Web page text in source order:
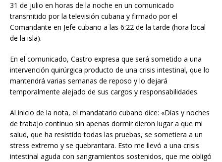
31 de julio en horas de la noche en un comunicado
transmitido por la televisión cubana y firmado por el
Comandante en Jefe cubano a las 6:22 de la tarde (hora local
de la isla).
En el comunicado, Castro expresa que será sometido a una
intervención quirúrgica producto de una crisis intestinal, que lo
mantendrá varias semanas de reposo y lo dejará
temporalmente alejado de sus cargos y responsabilidades.
Al inicio de la nota, el mandatario cubano dice: «Días y noches
de trabajo continuo sin apenas dormir dieron lugar a que mi
salud, que ha resistido todas las pruebas, se sometiera a un
stress extremo y se quebrantara. Esto me llevó a una crisis
intestinal aguda con sangramientos sostenidos, que me obligó